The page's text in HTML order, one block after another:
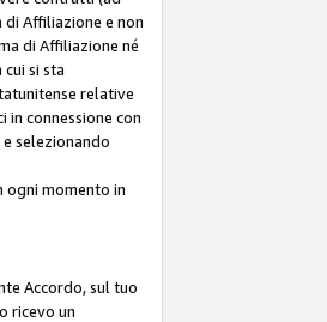
Affiliazione e non
di Affiliazione né
si sta
relative
connessione con
selezionando
ogni momento in
Accordo, sul tuo
ricevo un